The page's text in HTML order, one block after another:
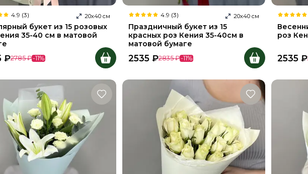
4.9 (3) 20х40см
букет из 15 розовых
35-40 см в матовой
₽2785 ₽-11%
4.9 (3) 20х40 см
Праздничный букет из 15
красных роз Кения 35-40см в
матовой бумаге
2535 ₽2835 ₽-11%
роз
2535 ₽